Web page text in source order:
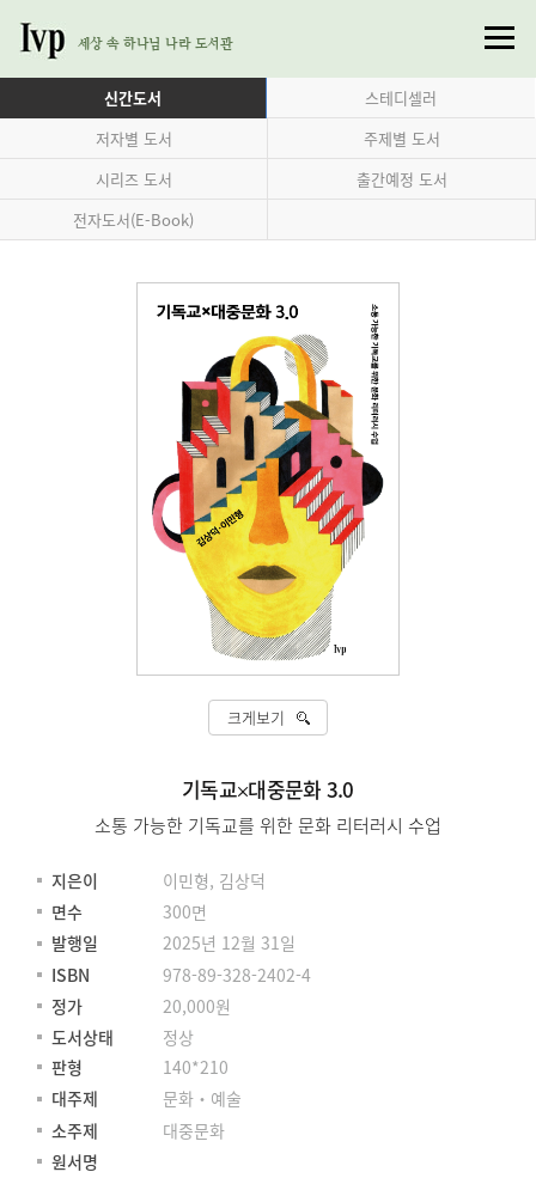
세상 속 하나님 나라 도서관
신간도서
스테디셀러
저자별 도서
주제별 도서
시리즈 도서
출간예정 도서
전자도서(E-Book)
크게보기
기독교×대중문화 3.0
소통 가능한 기독교를 위한 문화 리터러시 수업
지은이
이민형, 김상덕
면수
300면
발행일
2025년 12월 31일
ISBN
978-89-328-2402-4
정가
20,000원
도서상태
정상
판형
140*210
대주제
문화‧예술
소주제
대중문화
원서명